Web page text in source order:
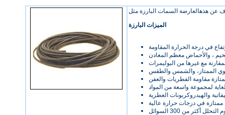
عن هذهالعارضة السمات البارزة مثل
الميزات البارزة
في درجة الحرارة المقاومة
، والأحماض معظم المعادن
مع غيرها من البوليمرات
الممتاز ، والشمس والطقس
مقاومة الفطريات والعفن
لمجموعة واسعة من المواد
والهيدروكربونات العطرية
ممتازة في درجات حرارة عالية
التحلل أكثر من 300
السوائل